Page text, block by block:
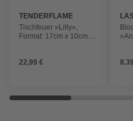
TENDERFLAME
Tischfeuer »Lilly«,
Format: 17cm x 10cm x
22,99 €